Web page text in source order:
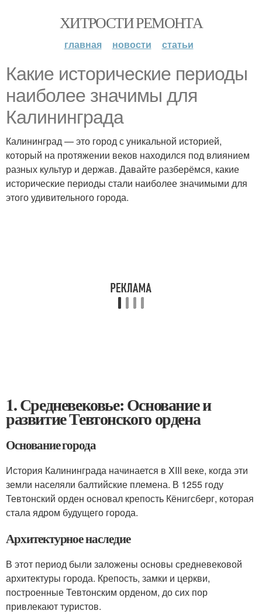
ХИТРОСТИ РЕМОНТА
главная новости статьи
Какие исторические периоды
наиболее значимы для
Калининграда
Калининград — это город с уникальной историей,
который на протяжении веков находился под влиянием
разных культур и держав. Давайте разберёмся, какие
исторические периоды стали наиболее значимыми для
этого удивительного города.
1. Средневековье: Основание и
развитие Тевтонского ордена
Основание города
История Калининграда начинается в XIII веке, когда эти
земли населяли балтийские племена. В 1255 году
Тевтонский орден основал крепость Кёнигсберг, которая
стала ядром будущего города.
Архитектурное наследие
В этот период были заложены основы средневековой
архитектуры города. Крепость, замки и церкви,
построенные Тевтонским орденом, до сих пор
привлекают туристов.